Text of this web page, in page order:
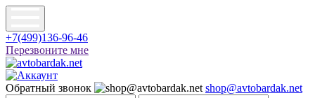
+7(499)136-96-46
Перезвоните мне
Обратный звонок shop@avtobardak.net